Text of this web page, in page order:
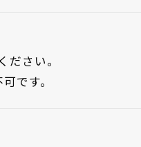
さい。
です。